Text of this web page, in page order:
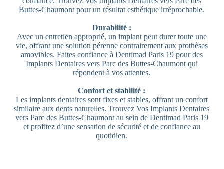
Buttes-Chaumont pour un résultat esthétique irréprochable.
Durabilité :
Avec un entretien approprié, un implant peut durer toute une
vie, offrant une solution pérenne contrairement aux prothèses
amovibles. Faites confiance à Dentimad Paris 19 pour des
Implants Dentaires vers Parc des Buttes-Chaumont qui
répondent à vos attentes.
Confort et stabilité :
Les implants dentaires sont fixes et stables, offrant un confort
similaire aux dents naturelles. Trouvez Vos Implants Dentaires
vers Parc des Buttes-Chaumont au sein de Dentimad Paris 19
et profitez d’une sensation de sécurité et de confiance au
quotidien.